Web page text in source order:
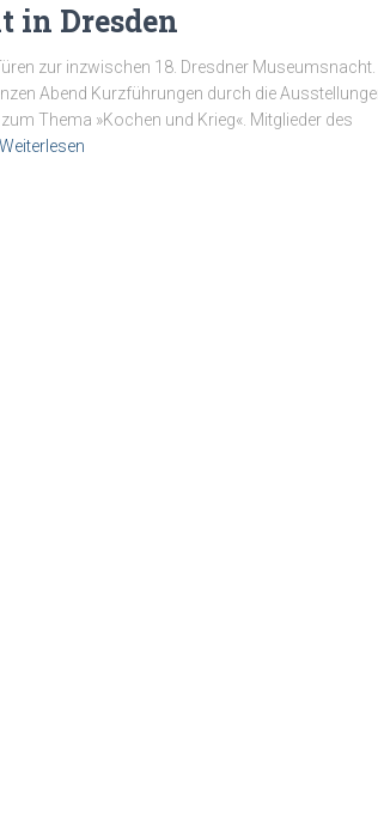
in Dresden
zur inzwischen 18. Dresdner Museumsnacht.
Abend Kurzführungen durch die
Thema »Kochen und Krieg«. Mitglieder des
Weiterlesen